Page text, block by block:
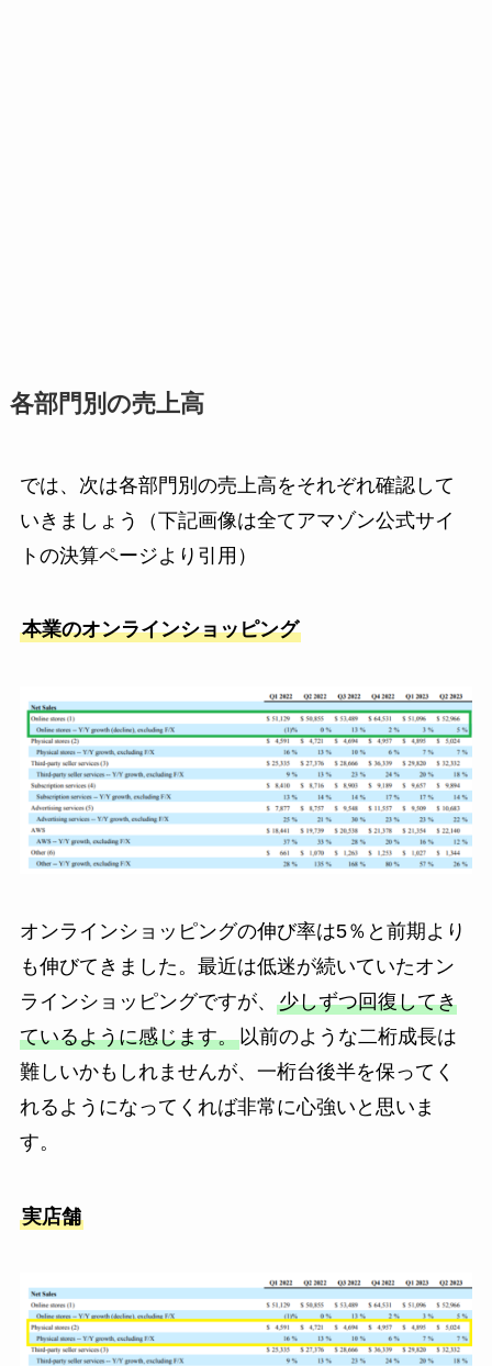
各部門別の売上高
では、次は各部門別の売上高をそれぞれ確認して
いきましょう（下記画像は全てアマゾン公式サイ
トの決算ページより引用）
本業のオンラインショッピング
オンラインショッピングの伸び率は5％と前期より
も伸びてきました。最近は低迷が続いていたオン
ラインショッピングですが、 少しずつ回復してき
ているように感じます。以前のような二桁成長は
難しいかもしれませんが、一桁台後半を保ってく
れるようになってくれば非常に心強いと思いま
す。
実店舗